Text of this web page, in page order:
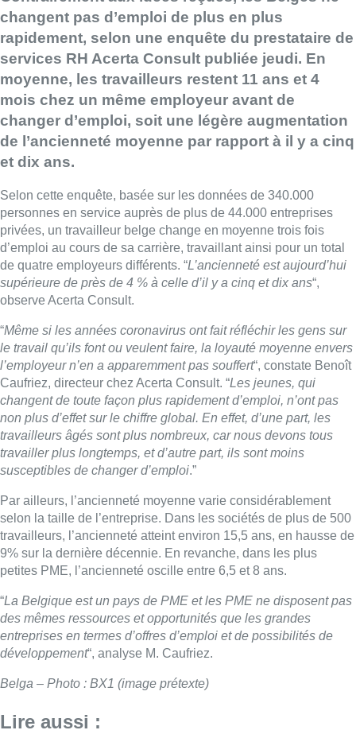
changent pas d’emploi de plus en plus
rapidement, selon une enquête du prestataire de
services RH Acerta Consult publiée jeudi. En
moyenne, les travailleurs restent 11 ans et 4
mois chez un même employeur avant de
changer d’emploi, soit une légère augmentation
de l’ancienneté moyenne par rapport à il y a cinq
et dix ans.
Selon cette enquête, basée sur les données de 340.000
personnes en service auprès de plus de 44.000 entreprises
privées, un travailleur belge change en moyenne trois fois
d’emploi au cours de sa carrière, travaillant ainsi pour un total
de quatre employeurs différents. “L’ancienneté est aujourd’hui
supérieure de près de 4 % à celle d’il y a cinq et dix ans“,
observe Acerta Consult.
“Même si les années coronavirus ont fait réfléchir les gens sur
le travail qu’ils font ou veulent faire, la loyauté moyenne envers
l’employeur n’en a apparemment pas souffert“, constate Benoît
Caufriez, directeur chez Acerta Consult. “Les jeunes, qui
changent de toute façon plus rapidement d’emploi, n’ont pas
non plus d’effet sur le chiffre global. En effet, d’une part, les
travailleurs âgés sont plus nombreux, car nous devons tous
travailler plus longtemps, et d’autre part, ils sont moins
susceptibles de changer d’emploi.”
Par ailleurs, l’ancienneté moyenne varie considérablement
selon la taille de l’entreprise. Dans les sociétés de plus de 500
travailleurs, l’ancienneté atteint environ 15,5 ans, en hausse de
9% sur la dernière décennie. En revanche, dans les plus
petites PME, l’ancienneté oscille entre 6,5 et 8 ans.
“La Belgique est un pays de PME et les PME ne disposent pas
des mêmes ressources et opportunités que les grandes
entreprises en termes d’offres d’emploi et de possibilités de
développement“, analyse M. Caufriez.
Belga – Photo : BX1 (image prétexte)
Lire aussi :